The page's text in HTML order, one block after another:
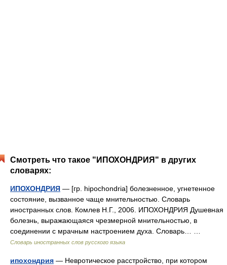
Смотреть что такое "ИПОХОНДРИЯ" в других
словарях:
ИПОХОНДРИЯ — [гр. hipochondria] болезненное, угнетенное
состояние, вызванное чаще мнительностью. Словарь
иностранных слов. Комлев Н.Г., 2006. ИПОХОНДРИЯ Душевная
болезнь, выражающаяся чрезмерной мнительностью, в
соединении с мрачным настроением духа. Словарь… …
Словарь иностранных слов русского языка
ипохондрия — Невротическое расстройство, при котором